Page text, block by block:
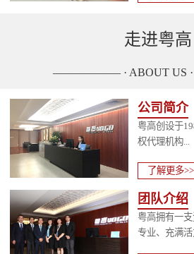
走进粤高
—————— · ABOUT
公司简介
粤高创设于
权代理机构...
了解更多>>
团队介绍
粤高拥有一
专业、充满